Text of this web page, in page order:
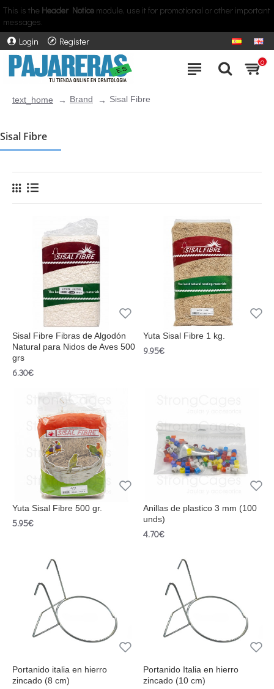
This is the Header Notice module, use it for promotional or other important
messages.
Login
Register
0
text_home Brand Sisal Fibre
Sisal Fibre
Sisal Fibre Fibras de Algodón
Natural para Nidos de Aves 500
grs
6.30€
Yuta Sisal Fibre 1 kg.
9.95€
Yuta Sisal Fibre 500 gr.
5.95€
Anillas de plastico 3 mm (100
unds)
4.70€
Portanido italia en hierro
zincado (8 cm)
Portanido Italia en hierro
zincado (10 cm)